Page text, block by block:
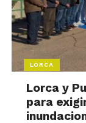
LORCA
Lorca y
para